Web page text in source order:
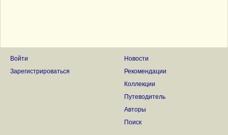
Войти
Зарегистрироваться
Новости
Рекомендации
Коллекции
Путеводитель
Авторы
Поиск